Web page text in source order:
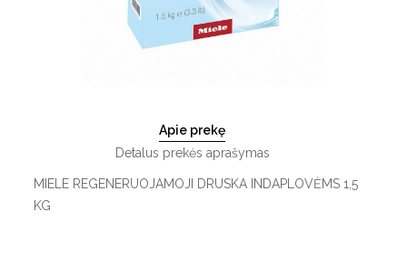
Apie prekę
Detalus prekės aprašymas
MIELE REGENERUOJAMOJI DRUSKA INDAPLOVĖMS 1,5
KG